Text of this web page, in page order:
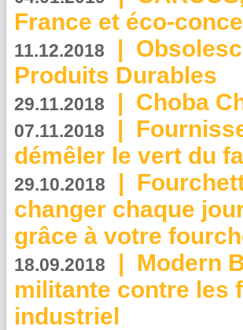
France et éco-
11.12.2018 |
Produits Durables
29.11.2018 | Choba
07.11.2018 |
démêler le vert du
29.10.2018 |
changer chaque
grâce à votre
18.09.2018 | Modern
militante contre les
industriel